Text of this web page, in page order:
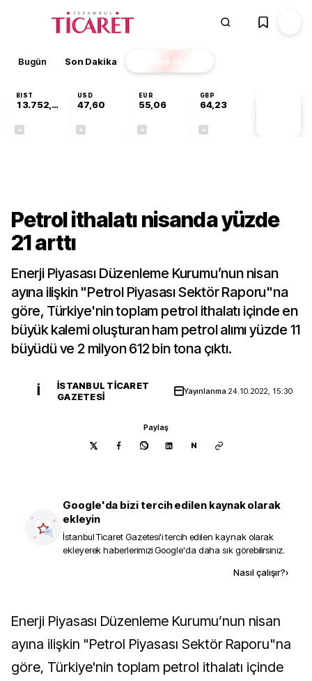
Bugün Son Dakika Finans EKSTRA
BIST
13.752,47
USD
47,60
EUR
55,06
GBP
64,23
Petrol ithalatı nisanda yüzde
21 arttı
Enerji Piyasası Düzenleme Kurumu’nun nisan
ayına ilişkin "Petrol Piyasası Sektör Raporu"na
göre, Türkiye'nin toplam petrol ithalatı içinde en
büyük kalemi oluşturan ham petrol alımı yüzde 11
büyüdü ve 2 milyon 612 bin tona çıktı.
İ
İSTANBUL TICARET
GAZETESI
Yayınlanma 24.10.2022, 15:30
Paylaş
N
Google'da bizi tercih edilen kaynak olarak
ekleyin
İstanbul Ticaret Gazetesi'i tercih edilen kaynak olarak
ekleyerek haberlerimizi Google'da daha sık görebilirsiniz.
Nasıl çalışır?›
Enerji Piyasası Düzenleme Kurumu’nun nisan
ayına ilişkin "Petrol Piyasası Sektör Raporu"na
göre, Türkiye'nin toplam petrol ithalatı içinde